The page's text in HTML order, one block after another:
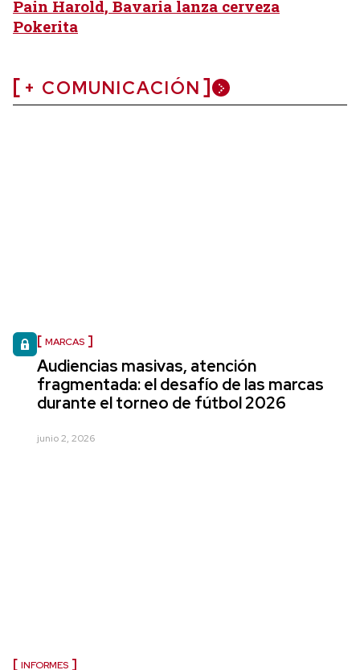
Pain Harold, Bavaria lanza cerveza
Pokerita
+ COMUNICACIÓN
MARCAS
Audiencias masivas, atención
fragmentada: el desafío de las marcas
durante el torneo de fútbol 2026
junio 2, 2026
INFORMES